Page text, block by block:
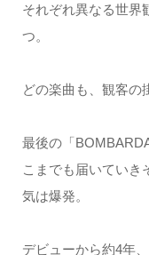
それぞれ異なる世界
つ。
どの楽曲も、観客の
最後の「
こまでも届いていき
気は爆発。
デビューから約4年